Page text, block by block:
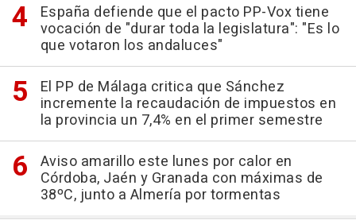
España defiende que el pacto PP-Vox tiene
vocación de "durar toda la legislatura": "Es lo
que votaron los andaluces"
El PP de Málaga critica que Sánchez
incremente la recaudación de impuestos en
la provincia un 7,4% en el primer semestre
Aviso amarillo este lunes por calor en
Córdoba, Jaén y Granada con máximas de
38ºC, junto a Almería por tormentas